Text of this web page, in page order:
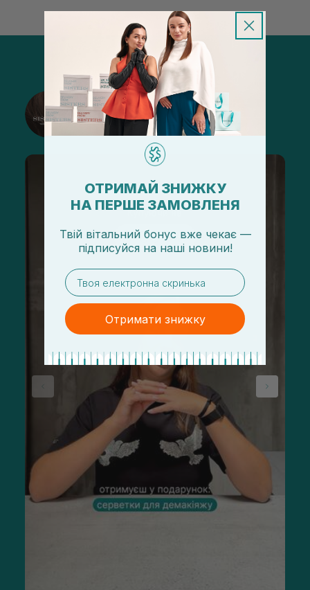
@sisters_stelmakh в Instagram
Подписаться
ОТРИМАЙ ЗНИЖКУ
НА ПЕРШЕ ЗАМОВЛЕНЯ
Твій вітальний бонус вже чекає —
підписуйся на наші новини!
email
Отримати знижку